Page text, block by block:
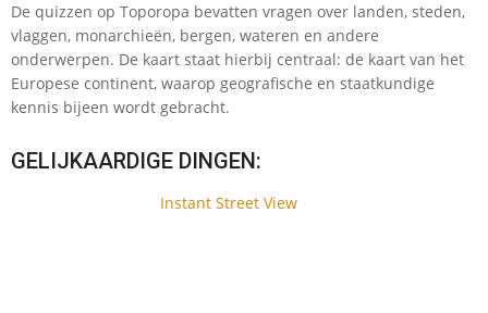
De quizzen op Toporopa bevatten vragen over landen, steden,
vlaggen, monarchieën, bergen, wateren en andere
onderwerpen. De kaart staat hierbij centraal: de kaart van het
Europese continent, waarop geografische en staatkundige
kennis bijeen wordt gebracht.
GELIJKAARDIGE DINGEN:
Instant Street View